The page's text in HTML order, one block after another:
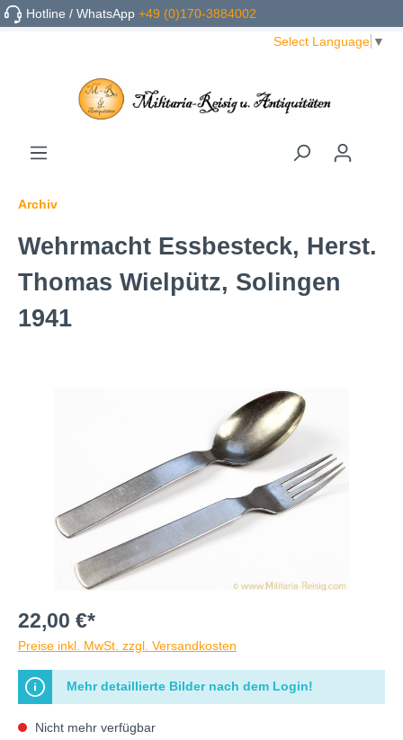
Hotline / WhatsApp+49 (0)170-3884002
Select Language ▼
Archiv
Wehrmacht Essbesteck, Herst.
Thomas Wielpütz, Solingen
1941
22,00 €*
Preise inkl. MwSt. zzgl. Versandkosten
Mehr detaillierte Bilder nach dem Login!
Nicht mehr verfügbar